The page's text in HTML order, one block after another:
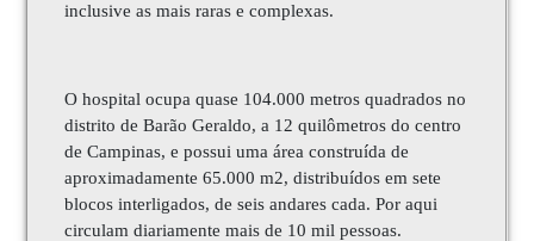
inclusive as mais raras e complexas.
O hospital ocupa quase 104.000 metros quadrados no
distrito de Barão Geraldo, a 12 quilômetros do centro
de Campinas, e possui uma área construída de
aproximadamente 65.000 m2, distribuídos em sete
blocos interligados, de seis andares cada. Por aqui
circulam diariamente mais de 10 mil pessoas.